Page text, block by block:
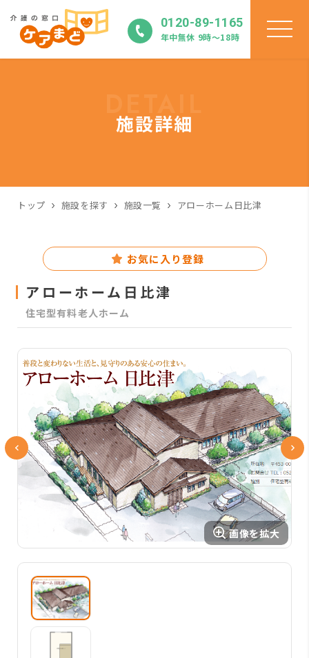
0120-89-1165
年中無休 9時〜18時
施設詳細
トップ 施設を探す 施設一覧 アローホーム日比津
お気に入り登録
アローホーム日比津
住宅型有料老人ホーム